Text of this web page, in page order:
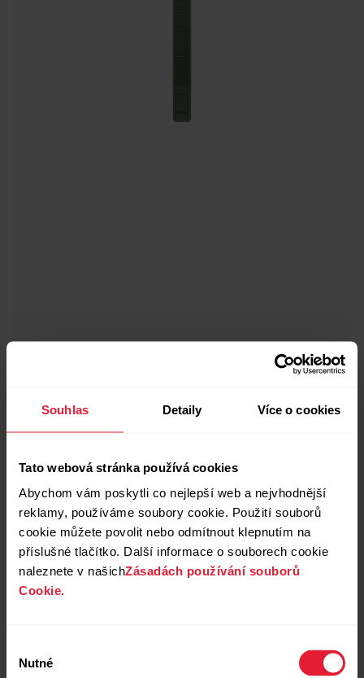
Souhlas Detaily Více o cookies
Tato webová stránka používá cookies
Abychom vám poskytli co nejlepší web a nejvhodnější
reklamy, používáme soubory cookie. Použití souborů
cookie můžete povolit nebo odmítnout klepnutím na
příslušné tlačítko. Další informace o souborech cookie
naleznete v našichZásadách používání souborů
Cookie.
souhlasu
Nutné